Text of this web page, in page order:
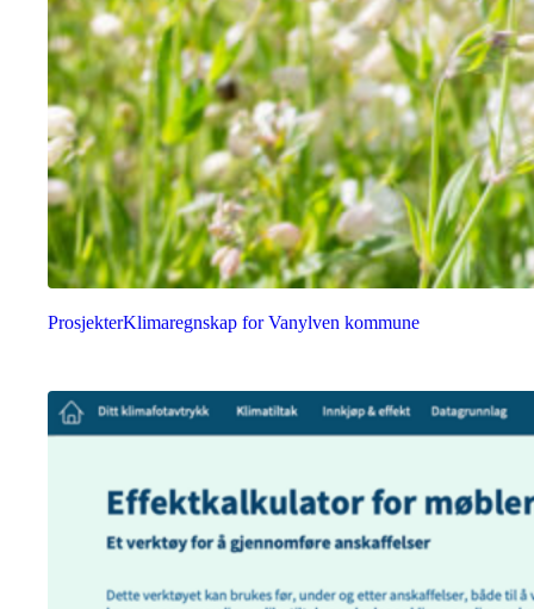
ProsjekterKlimaregnskap for Vanylven kommune